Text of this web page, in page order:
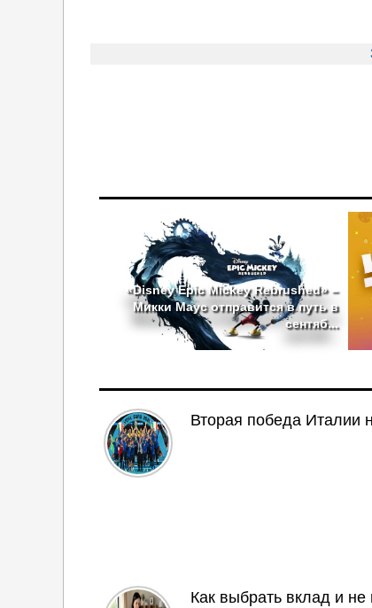
«Disney Epic Mickey Rebrushed» –
Микки Маус отправится в путь в
сентяб...
Вторая победа Италии
Как выбрать вклад и не